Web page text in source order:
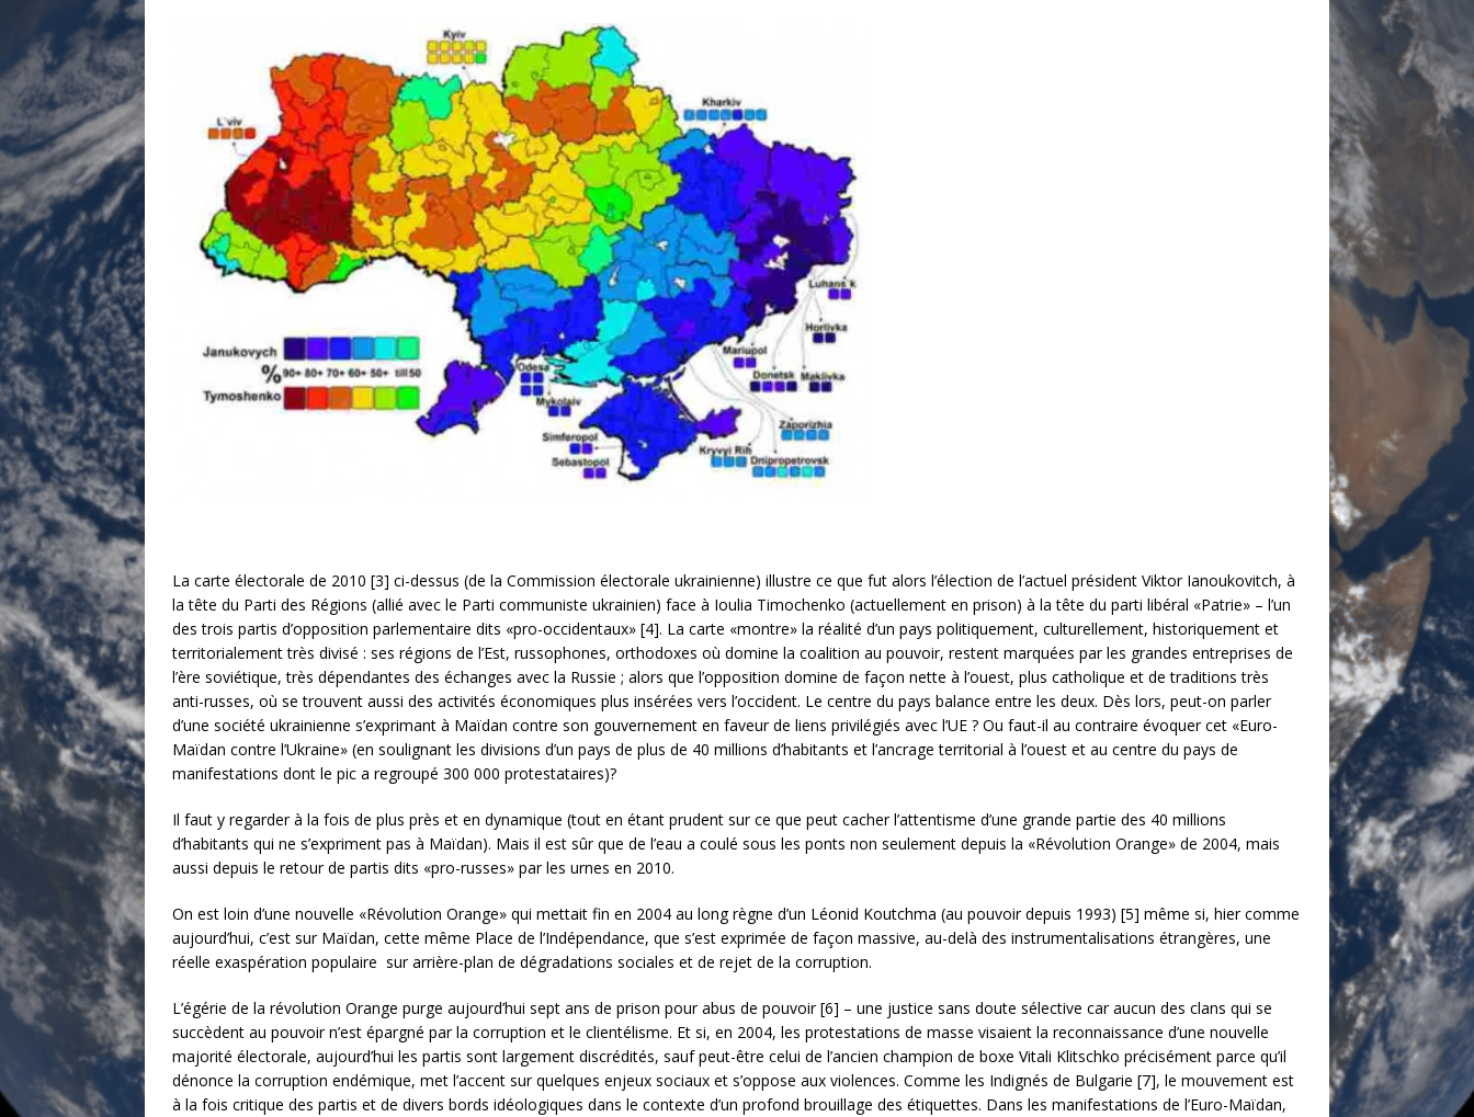
La carte électorale de 2010 [3] ci-dessus (de la Commission électorale ukrainienne) illustre ce que fut alors l’élection de l’actuel président Viktor Ianoukovitch, à
la tête du Parti des Régions (allié avec le Parti communiste ukrainien) face à Ioulia Timochenko (actuellement en prison) à la tête du parti libéral «Patrie» – l’un
des trois partis d’opposition parlementaire dits «pro-occidentaux» [4]. La carte «montre» la réalité d’un pays politiquement, culturellement, historiquement et
territorialement très divisé : ses régions de l’Est, russophones, orthodoxes où domine la coalition au pouvoir, restent marquées par les grandes entreprises de
l’ère soviétique, très dépendantes des échanges avec la Russie ; alors que l’opposition domine de façon nette à l’ouest, plus catholique et de traditions très
anti-russes, où se trouvent aussi des activités économiques plus insérées vers l’occident. Le centre du pays balance entre les deux. Dès lors, peut-on parler
d’une société ukrainienne s’exprimant à Maïdan contre son gouvernement en faveur de liens privilégiés avec l’UE ? Ou faut-il au contraire évoquer cet «Euro-
Maïdan contre l’Ukraine» (en soulignant les divisions d’un pays de plus de 40 millions d’habitants et l’ancrage territorial à l’ouest et au centre du pays de
manifestations dont le pic a regroupé 300 000 protestataires)?
Il faut y regarder à la fois de plus près et en dynamique (tout en étant prudent sur ce que peut cacher l’attentisme d’une grande partie des 40 millions
d’habitants qui ne s’expriment pas à Maïdan). Mais il est sûr que de l’eau a coulé sous les ponts non seulement depuis la «Révolution Orange» de 2004, mais
aussi depuis le retour de partis dits «pro-russes» par les urnes en 2010.
On est loin d’une nouvelle «Révolution Orange» qui mettait fin en 2004 au long règne d’un Léonid Koutchma (au pouvoir depuis 1993) [5] même si, hier comme
aujourd’hui, c’est sur Maïdan, cette même Place de l’Indépendance, que s’est exprimée de façon massive, au-delà des instrumentalisations étrangères, une
réelle exaspération populaire sur arrière-plan de dégradations sociales et de rejet de la corruption.
L’égérie de la révolution Orange purge aujourd’hui sept ans de prison pour abus de pouvoir [6] – une justice sans doute sélective car aucun des clans qui se
succèdent au pouvoir n’est épargné par la corruption et le clientélisme. Et si, en 2004, les protestations de masse visaient la reconnaissance d’une nouvelle
majorité électorale, aujourd’hui les partis sont largement discrédités, sauf peut-être celui de l’ancien champion de boxe Vitali Klitschko précisément parce qu’il
dénonce la corruption endémique, met l’accent sur quelques enjeux sociaux et s’oppose aux violences. Comme les Indignés de Bulgarie [7], le mouvement est
à la fois critique des partis et de divers bords idéologiques dans le contexte d’un profond brouillage des étiquettes. Dans les manifestations de l’Euro-Maïdan,